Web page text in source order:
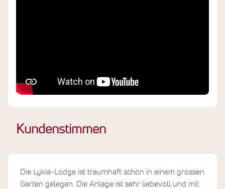
Kundenstimmen
Die Lykia-Lodge ist traumhaft schön in einem grossen
Garten gelegen. Die Anlage ist sehr liebevoll und mit